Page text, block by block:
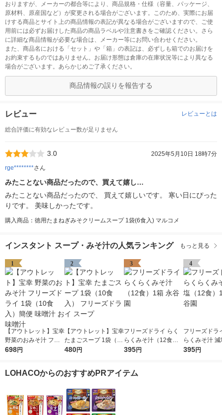
おりますが、メーカーの都合等により、商品規格・仕様（容量、パッケージ、
原材料、原産国など）が変更される場合がございます。このため、実際にお届
けする商品とサイト上の商品情報の表記が異なる場合がございますので、ご使
用前には必ずお届けした商品の商品ラベルや注意書きをご確認ください。さら
に詳細な商品情報が必要な場合は、メーカー等にお問い合わせください。
また、商品名における「セット」や「箱」の表記は、必ずしも箱でのお届けを
お約束するものではありません。お届け形態は倉庫の在庫状況等により異なる
場合がございます。あらかじめご了承ください。
商品情報の誤りを報告する
レビュー レビューとは
総合評価に有効なレビュー数が足りません
3.0
2025年5月10日 18時7分
rge********さん
みたことない商品だったので、買えて嬉し…
みたことない商品だったので、 買えて嬉しいです。 寒い日にぴった
りです。 美味しかったです。
購入商品：徳用たまねぎみそクリームスープ 1袋(6食入) マルコメ
インスタント スープ・みそ汁の人気ランキング もっと見る
1
【アウトレット】宝幸
野菜のおみそ汁 フリ
ーズドライ 1袋（10食
698円
2
【アウトレット】宝幸
たまごスープ 1袋（10
食入） フリーズドラ
480円
3
フリーズドライ らく
らくみそ汁（12食）1
箱 永谷園
395円
4
フリーズドラ
らくみそ汁
食）1箱 永谷
395円
LOHACOからのおすすめPRアイテム